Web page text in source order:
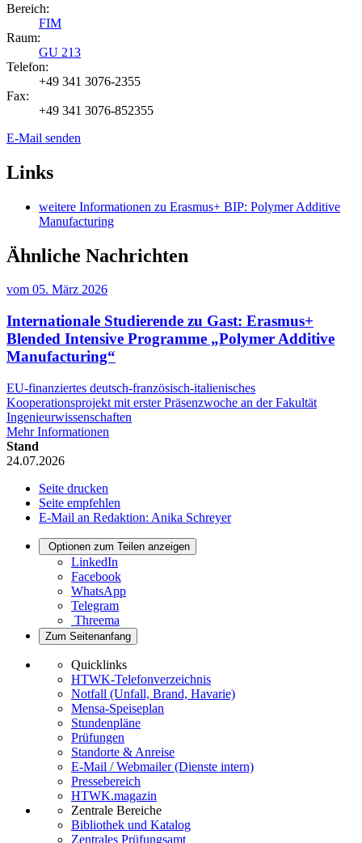
Bereich:
FIM
Raum:
GU 213
Telefon:
+49 341 3076-2355
Fax:
+49 341 3076-852355
E-Mail senden
Links
weitere Informationen zu Erasmus+ BIP: Polymer Additive
Manufacturing
Ähnliche Nachrichten
vom 05. März 2026
Internationale Studierende zu Gast: Erasmus+
Blended Intensive Programme „Polymer Additive
Manufacturing“
EU-finanziertes deutsch-französisch-italienisches
Kooperationsprojekt mit erster Präsenzwoche an der Fakultät
Ingenieurwissenschaften
Mehr Informationen
Stand
24.07.2026
Seite drucken
Seite empfehlen
E-Mail an Redaktion: Anika Schreyer
Optionen zum Teilen anzeigen
LinkedIn
Facebook
WhatsApp
Telegram
Threema
Zum Seitenanfang
Quicklinks
HTWK-Telefonverzeichnis
Notfall (Unfall, Brand, Havarie)
Mensa-Speiseplan
Stundenpläne
Prüfungen
Standorte & Anreise
E-Mail / Webmailer (Dienste intern)
Pressebereich
HTWK.magazin
Zentrale Bereiche
Bibliothek und Katalog
Zentrales Prüfungsamt